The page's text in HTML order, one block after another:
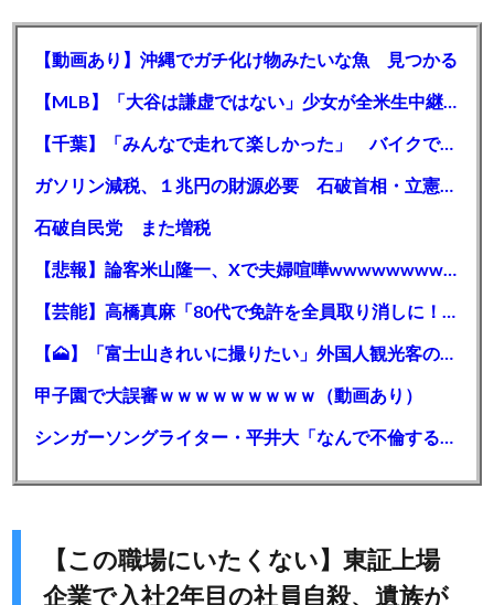
【動画あり】沖縄でガチ化け物みたいな魚 見つかる
【MLB】「大谷は謙虚ではない」少女が全米生中継で突然の大谷翔平批判 サイン無視された過去明かす
【千葉】「みんなで走れて楽しかった」 バイクでバースデー集団暴走 男女５７人を書類送検 SNSで参加者募る
ガソリン減税、１兆円の財源必要 石破首相・立憲野田氏「財源は死に物狂いで確保しなければならない」「本当に死に物狂いで」
石破自民党 また増税
【悲報】論客米山隆一、Xで夫婦喧嘩wwwwwwwwwwww
【芸能】高橋真麻「80代で免許を全員取り消しに！」 高齢ドライバーの事故問題で、高齢者の運転免許取り消し法を提案
【🗻】「富士山きれいに撮りたい」外国人観光客のレンタカー事故が急増…「ハンドルが逆で慣れず」、道の狭さも
甲子園で大誤審ｗｗｗｗｗｗｗｗｗ（動画あり）
シンガーソングライター・平井大「なんで不倫するか知ってる？妥協で結婚するからさ。」←浅すぎると大炎上
【この職場にいたくない】東証上場
企業で入社2年目の社員自殺、遺族が